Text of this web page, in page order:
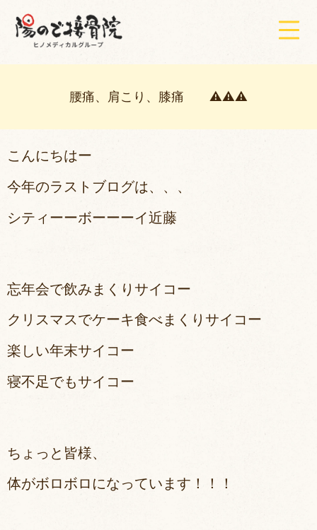
腰痛、肩こり、膝痛 ⚠⚠⚠
こんにちはー
今年のラストブログは、、、
シティ ーーボーーーイ近藤
忘年会で飲みまくりサイコー
クリスマスでケーキ食べまくりサイコー
楽しい年末サイコー
寝不足でもサイコー
ちょっと皆様、
体がボロボロになっています！！！